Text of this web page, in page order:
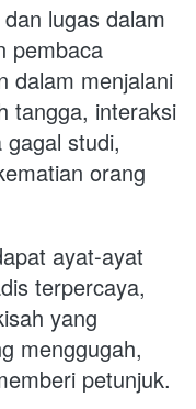
lugas dalam
pembaca
dalam menjalani
tangga, interaksi
studi,
orang
ayat-ayat
terpercaya,
yang
menggugah,
petunjuk.